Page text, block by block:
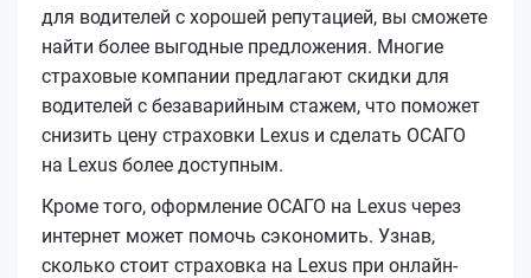
для водителей с хорошей репутацией, вы сможете
найти более выгодные предложения. Многие
страховые компании предлагают скидки для
водителей с безаварийным стажем, что поможет
снизить цену страховки Lexus и сделать ОСАГО
на Lexus более доступным.
Кроме того, оформление ОСАГО на Lexus через
интернет может помочь сэкономить. Узнав,
сколько стоит страховка на Lexus при онлайн-